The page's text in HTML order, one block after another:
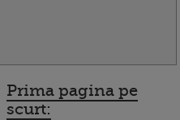
Prima pagina pe
scurt: